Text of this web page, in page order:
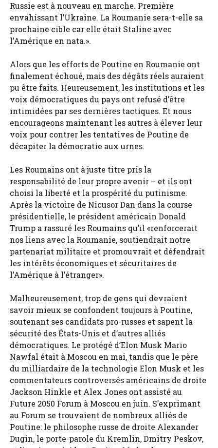
Russie est à nouveau en marche. Première
envahissant l’Ukraine. La Roumanie sera-t-elle sa
prochaine cible car elle était Staline avec
l’Amérique en nata.».
Alors que les efforts de Poutine en Roumanie ont
finalement échoué, mais des dégâts réels auraient
pu être faits. Heureusement, les institutions et les
voix démocratiques du pays ont refusé d’être
intimidées par ses dernières tactiques. Et nous
encourageons maintenant les autres à élever leur
voix pour contrer les tentatives de Poutine de
décapiter la démocratie aux urnes.
Les Roumains ont à juste titre pris la
responsabilité de leur propre avenir – et ils ont
choisi la liberté et la prospérité du putinisme.
Après la victoire de Nicusor Dan dans la course
présidentielle, le président américain Donald
Trump a rassuré les Roumains qu’il «renforcerait
nos liens avec la Roumanie, soutiendrait notre
partenariat militaire et promouvrait et défendrait
les intérêts économiques et sécuritaires de
l’Amérique à l’étranger».
Malheureusement, trop de gens qui devraient
savoir mieux se confondent toujours à Poutine,
soutenant ses candidats pro-russes et sapent la
sécurité des États-Unis et d’autres alliés
démocratiques. Le protégé d’Elon Musk Mario
Nawfal était à Moscou en mai, tandis que le père
du milliardaire de la technologie Elon Musk et les
commentateurs controversés américains de droite
Jackson Hinkle et Alex Jones ont assisté au
Future 2050 Forum à Moscou en juin. S’exprimant
au Forum se trouvaient de nombreux alliés de
Poutine: le philosophe russe de droite Alexander
Dugin, le porte-parole du Kremlin, Dmitry Peskov,